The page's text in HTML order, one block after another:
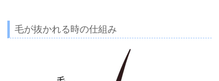
毛が抜かれる時の仕組み